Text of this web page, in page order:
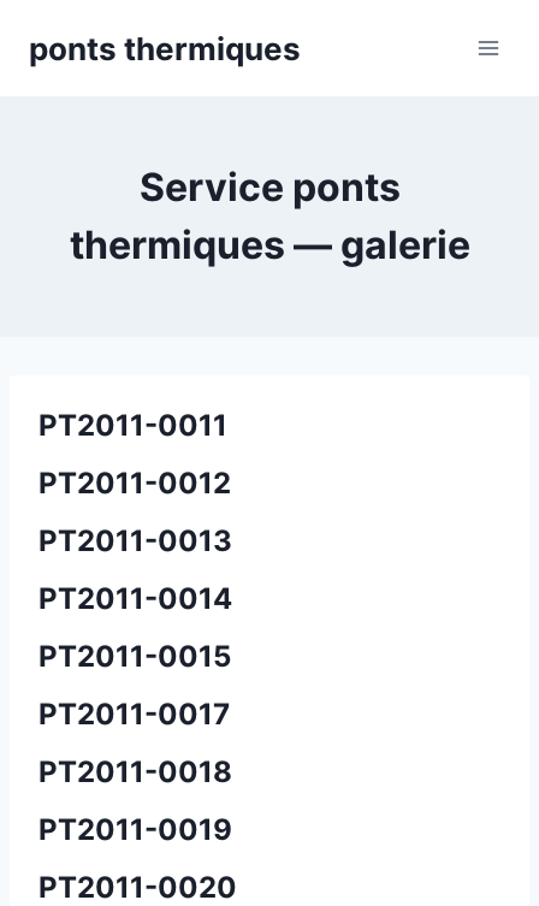
ponts thermiques
Service ponts
thermiques — galerie
PT2011-0011
PT2011-0012
PT2011-0013
PT2011-0014
PT2011-0015
PT2011-0017
PT2011-0018
PT2011-0019
PT2011-0020